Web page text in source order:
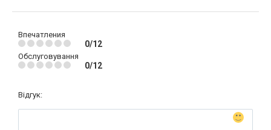
Впечатления
0/12
Обслуговування
0/12
Відгук: